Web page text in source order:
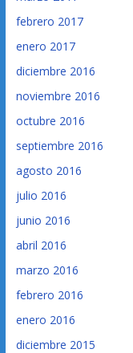
febrero 2017
enero 2017
diciembre 2016
noviembre 2016
octubre 2016
septiembre 2016
agosto 2016
julio 2016
junio 2016
abril 2016
marzo 2016
febrero 2016
enero 2016
diciembre 2015